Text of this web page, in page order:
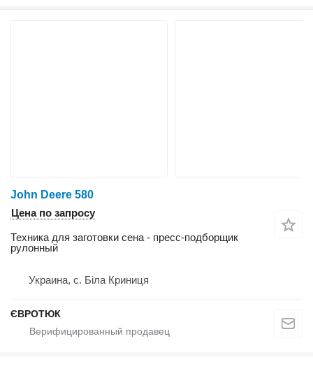
John Deere 580
Цена по запросу
Техника для заготовки сена - пресс-подборщик
рулонный
Украина, с. Біла Криниця
ЄВРОТЮК